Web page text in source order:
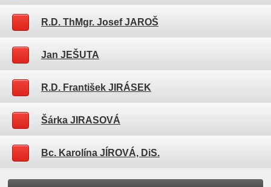
R.D. ThMgr. Josef JAROŠ
Jan JEŠUTA
R.D. František JIRÁSEK
Šárka JIRASOVÁ
Bc. Karolína JÍROVÁ, DiS.